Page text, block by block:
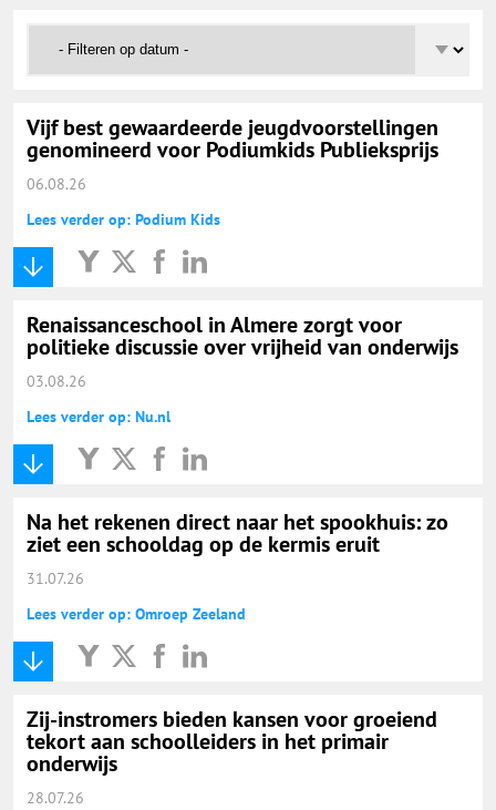
Vacaturewijzer Basisonderwijs
Vijf best gewaardeerde jeugdvoorstellingen
genomineerd voor Podiumkids Publieksprijs
06.08.26
Lees verder op: Podium Kids
Renaissanceschool in Almere zorgt voor
politieke discussie over vrijheid van onderwijs
03.08.26
Lees verder op: Nu.nl
Na het rekenen direct naar het spookhuis: zo
ziet een schooldag op de kermis eruit
31.07.26
Lees verder op: Omroep Zeeland
Zij-instromers bieden kansen voor groeiend
tekort aan schoolleiders in het primair
onderwijs
28.07.26